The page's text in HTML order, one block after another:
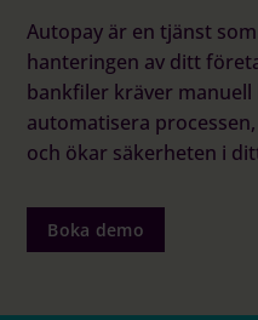
Autopay är en tjänst
hanteringen av ditt
bankfiler kräver
automatisera
och ökar säkerheten i
Boka demo